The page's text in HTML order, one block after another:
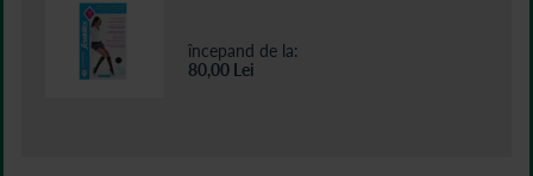
începand de la
80,00 Lei